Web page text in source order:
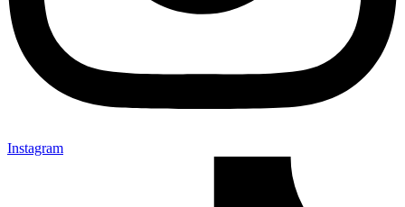
Instagram